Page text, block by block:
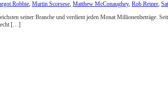
Robbie, Martin Scorsese, Matthew McConaughey, Rob Reiner,
seiner Branche und verdient jeden Monat Millionenbeträge.
[…]